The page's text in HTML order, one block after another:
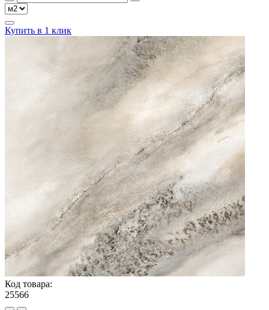
Купить в 1 клик
Код товара:
25566